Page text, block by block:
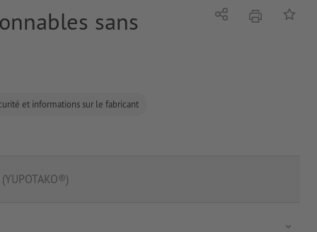
sans
et informations sur le fabricant
Partagerimprimer